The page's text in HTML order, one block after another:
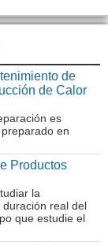
de
de Calor
es
en
Productos
la
real del
que estudie el